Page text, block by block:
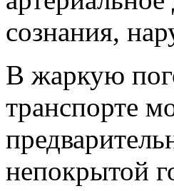
сознания,
В жаркую
транспорте
непокрытой